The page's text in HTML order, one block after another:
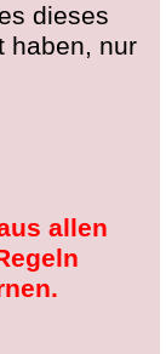
dieses
haben, nur
allen